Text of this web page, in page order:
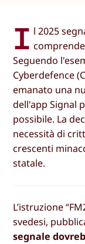
I l 2025
Seguendo
Cyberdefence
emanato una
dell'app Signal
possibile. La
necessità di
crescenti
statale.
L’istruzione
svedesi,
segnale